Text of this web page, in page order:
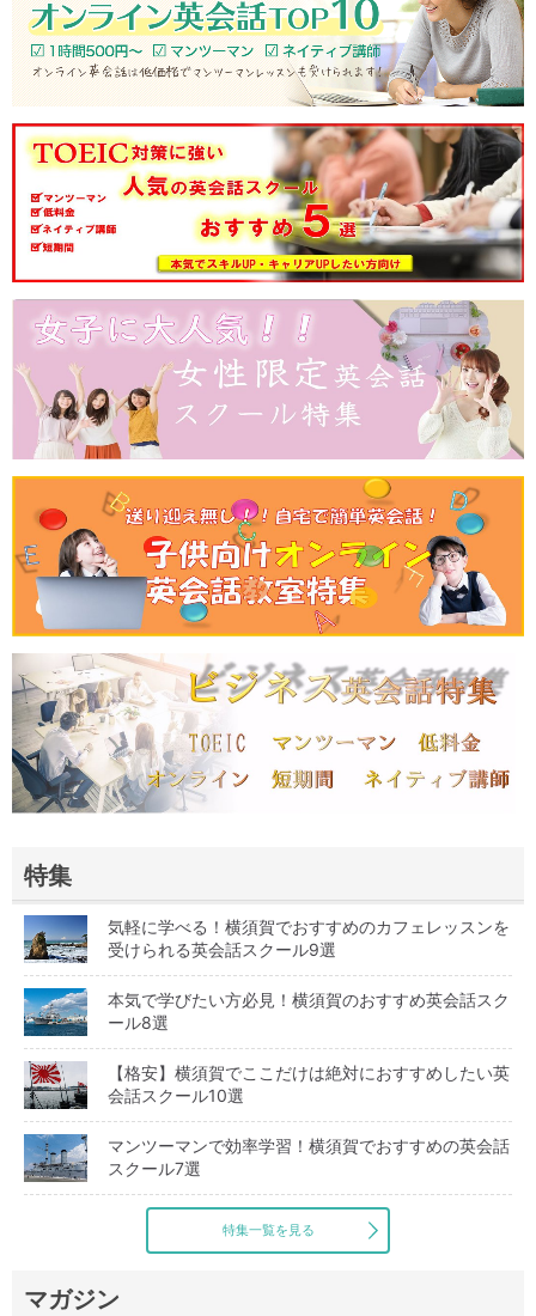
特集
気軽に学べる！横須賀でおすすめのカフェレッスンを
受けられる英会話スクール9選
本気で学びたい方必見！横須賀のおすすめ英会話スク
ール8選
【格安】横須賀でここだけは絶対におすすめしたい英
会話スクール10選
マンツーマンで効率学習！横須賀でおすすめの英会話
スクール7選
特集一覧を見る
マガジン